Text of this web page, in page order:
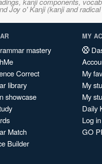
Joy o' Kanji (kanji and
mastery
Correct
library
showcase
Match
Builder
MY
My
My
My
Daily
Log in
GO